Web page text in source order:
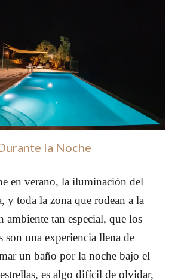
la Noche
en verano, la iluminación del
y toda la zona que rodean a la
ambiente tan especial, que los
son una experiencia llena de
un baño por la noche bajo el
es algo difícil de olvidar,